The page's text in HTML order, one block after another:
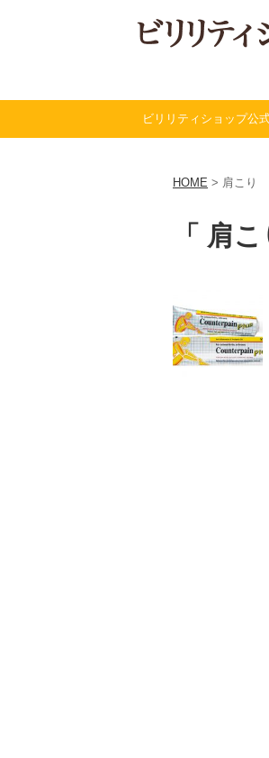
ビリリティショップ公
HOME > 肩こり
「 肩